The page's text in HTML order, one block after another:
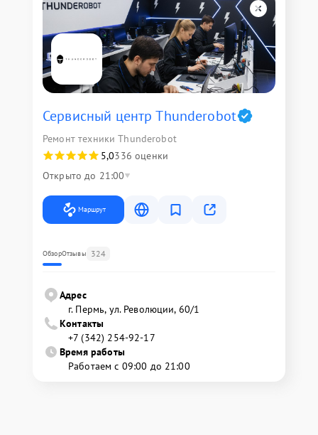
Сервисный центр Thunderobot
Ремонт техники Thunderobot
5,0336 оценки
Открыто до 21:00
Маршрут
ОбзорОтзывы 324
Адрес
г. Пермь, ул. ​Революции, 60/1
Контакты
+7 (342) 254-92-17
Время работы
Работаем с 09:00 до 21:00